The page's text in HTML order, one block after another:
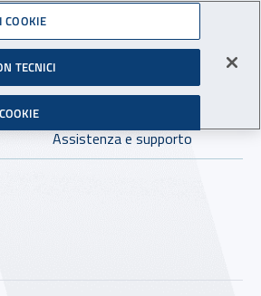
sul Lavoro
Sito esterno - Apertura in nuova finestra
esterno - Apertura in nuova finestra
Instagram - Sito esterno - Apertura in
Linkedin - Sito esterno -
Youtube - Sito esterno -
Tiktok - SitoSpreaker -
in:tutto INAIL.it
Assistenza e supporto
COOKIE
TECNICI